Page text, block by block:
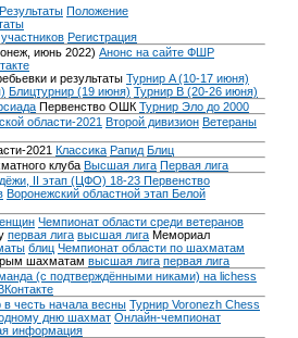
Результаты Положение
Регистрация
июнь 2022) Анонс на сайте ФШР
и результаты Турнир A (10-17 июня)
Блицтурнир (19 июня) Турнир B (20-26 июня)
Первенство ОШК Турнир Эло до 2000
области-2021 Второй дивизион Ветераны
2021 Классика Рапид Блиц
клуба Высшая лига Первая лига
II этап (ЦФО) 18-23 Первенство
Воронежский областной этап Белой
Чемпионат области среди ветеранов
первая лига высшая лига Мемориал
блиц Чемпионат области по шахматам
шахматам высшая лига первая лига
(с подтверждёнными никами) на lichess
в честь начала весны Турнир Voronezh Chess
дню шахмат Онлайн-чемпионат
информация